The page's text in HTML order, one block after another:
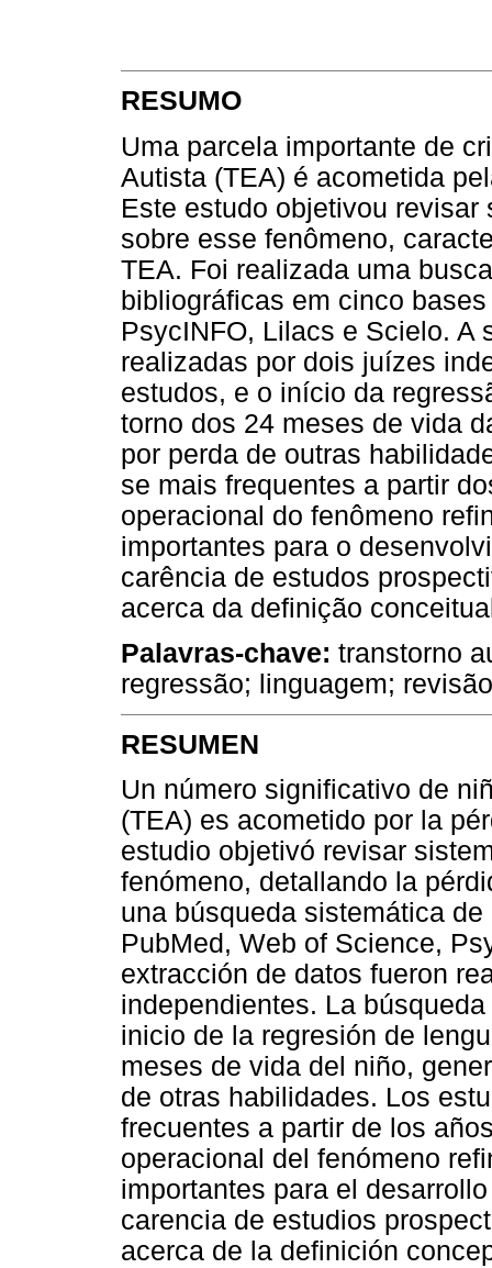
RESUMO
Uma parcela importante de
Autista (TEA) é acometida
Este estudo objetivou
sobre esse fenômeno,
TEA. Foi realizada uma
bibliográficas em cinco
PsycINFO, Lilacs e Scielo. A
realizadas por dois juízes
estudos, e o início da
torno dos 24 meses de vida
por perda de outras
se mais frequentes a partir
operacional do fenômeno
importantes para o
carência de estudos
acerca da definição
Palavras-chave: transtorno
regressão; linguagem;
RESUMEN
Un número significativo de
(TEA) es acometido por la
estudio objetivó revisar
fenómeno, detallando la
una búsqueda sistemática
PubMed, Web of Science,
extracción de datos fueron
independientes. La
inicio de la regresión de
meses de vida del niño,
de otras habilidades. Los
frecuentes a partir de los
operacional del fenómeno
importantes para el
carencia de estudios
acerca de la definición